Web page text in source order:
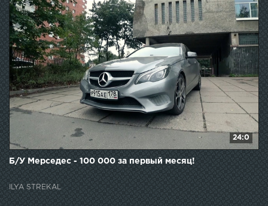
24:0
Б/У Мерседес - 100 000 за первый месяц!
ILYA STREKAL